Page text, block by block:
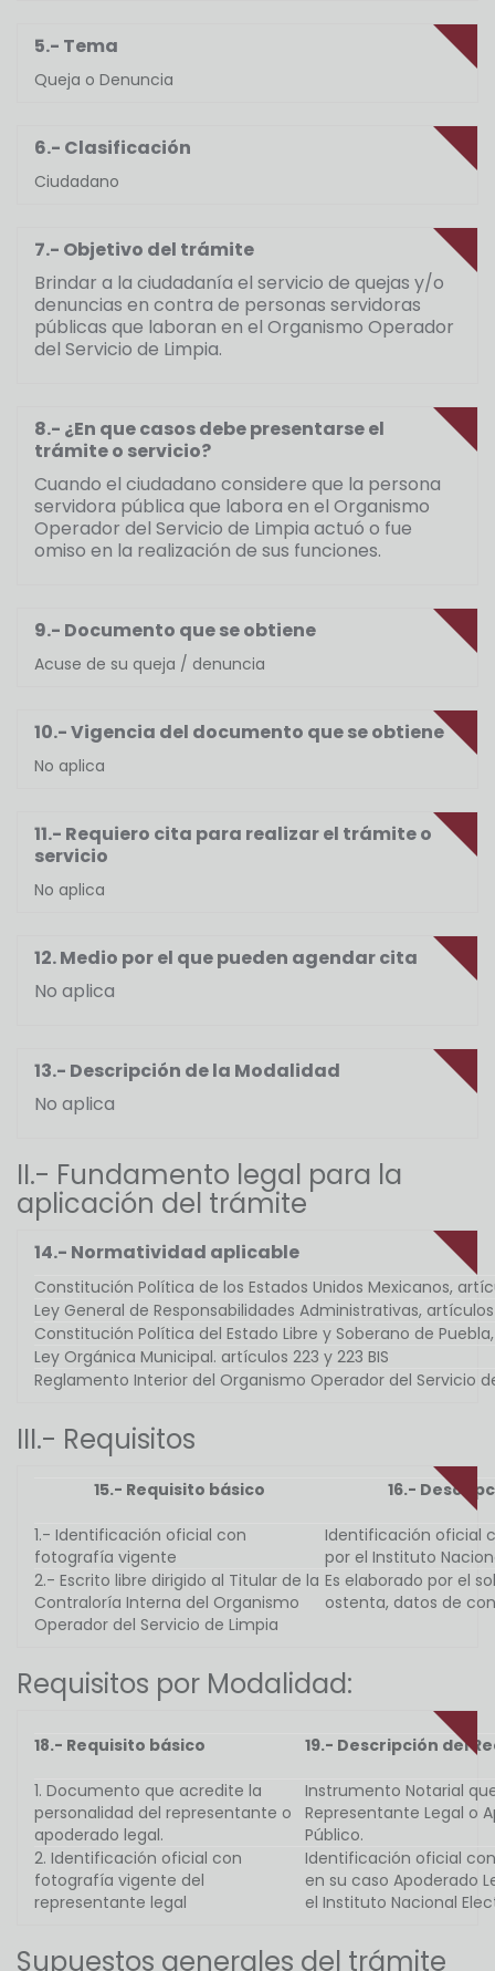
5.- Tema
Queja o Denuncia
6.- Clasificación
Ciudadano
7.- Objetivo del trámite
Brindar a la ciudadanía el servicio de quejas y/o
denuncias en contra de personas servidoras
públicas que laboran en el Organismo Operador
del Servicio de Limpia.
8.- ¿En que casos debe presentarse el
trámite o servicio?
Cuando el ciudadano considere que la persona
servidora pública que labora en el Organismo
Operador del Servicio de Limpia actuó o fue
omiso en la realización de sus funciones.
9.- Documento que se obtiene
Acuse de su queja / denuncia
10.- Vigencia del documento que se obtiene
No aplica
11.- Requiero cita para realizar el trámite o
servicio
No aplica
12. Medio por el que pueden agendar cita
No aplica
13.- Descripción de la Modalidad
No aplica
II.- Fundamento legal para la
aplicación del trámite
14.- Normatividad aplicable
Constitución Política de los Estados Unidos Mexicanos,
Ley General de Responsabilidades Administrativas, artículos
Constitución Política del Estado Libre y Soberano de
Ley Orgánica Municipal. artículos 223 y 223 BIS
Reglamento Interior del Organismo Operador del Servicio
III.- Requisitos
15.- Requisito básico 16.-
1.- Identificación oficial con
fotografía vigente
Identificación oficial
por el Instituto
2.- Escrito libre dirigido al Titular de la
Contraloría Interna del Organismo
Operador del Servicio de Limpia
Es elaborado por el
ostenta, datos de
Requisitos por Modalidad:
18.- Requisito básico 19.- Descripción del
1. Documento que acredite la
personalidad del representante o
apoderado legal.
Instrumento Notarial
Representante Legal o
Público.
2. Identificación oficial con
fotografía vigente del
representante legal
Identificación oficial
en su caso Apoderado
el Instituto Nacional
Supuestos generales del trámite